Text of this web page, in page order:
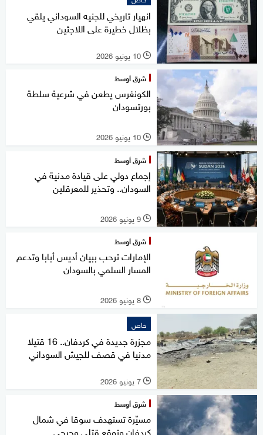
انهيار تاريخي للجنيه السوداني يلقي
بظلال خطيرة على اللاجئين
l 10 يونيو 2026
شرق أوسط
الكونغرس يطعن في شرعية سلطة
بورتسودان
l 10 يونيو 2026
شرق أوسط
إجماع دولي على قيادة مدنية في
السودان.. وتحذير للمعرقلين
l 9 يونيو 2026
شرق أوسط
الإمارات ترحب ببيان أديس أبابا وتدعم
المسار السلمي بالسودان
l 8 يونيو 2026
خاص
مجزرة جديدة في كردفان.. 16 قتيلا
مدنيا في قصف للجيش السوداني
l 7 يونيو 2026
شرق أوسط
مسيّرة تستهدف سوقا في شمال
كردفان وتوقع قتلى وجرحى